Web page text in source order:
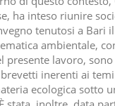
ha inteso riunire
tenutosi a Bari
ambientale,
presente lavoro,
inerenti ai
ecologica sotto